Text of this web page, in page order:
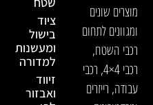
מוצרים שונים
ומגוונים לתחום
רכבי השטח,
רכבי 4×4, רכבי
עבודה, רייזרים
ציוד
בישול
ומעשנות
למדורה
זיווד
ואבזור